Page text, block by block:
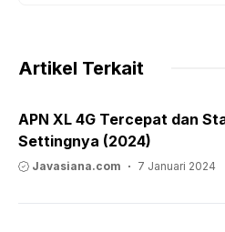
Artikel Terkait
APN XL 4G Tercepat dan
Settingnya (2024)
Javasiana.com 7 Januari 2024